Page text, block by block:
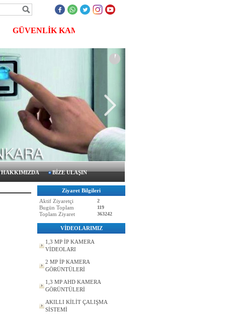
GÜVENLİK KAMERASI, MERKEZİ UYDU SİSTEMLERİ,
HAKKIMIZDA BİZE ULAŞIN
Ziyaret Bilgileri
Aktif Ziyaretçi
2
Bugün Toplam 119
Toplam Ziyaret 363242
VİDEOLARIMIZ
1,3 MP İP KAMERA
VİDEOLARI
2 MP İP KAMERA
GÖRÜNTÜLERİ
1,3 MP AHD KAMERA
GÖRÜNTÜLERİ
AKILLI KİLİT ÇALIŞMA
SİSTEMİ